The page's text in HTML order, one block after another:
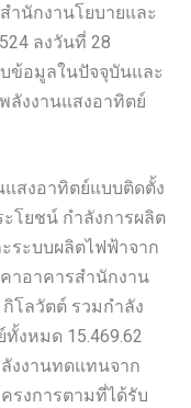
ำนักงานโยบายและ
ลงวันที่ 28
ข้อมูลในปัจจุบันและ
งงานแสงอาทิตย์
สงอาทิตย์แบบติดตั้ง
โยชน์ กำลังการผลิต
ระบบผลิตไฟฟ้าจาก
าอาคารสำนักงาน
โลวัตต์ รวมกำลัง
งหมด 15.469.62
งงานทดแทนจาก
รงการตามที่ได้รับ